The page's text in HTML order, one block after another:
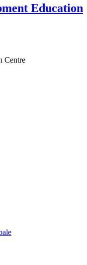
Education
Centre